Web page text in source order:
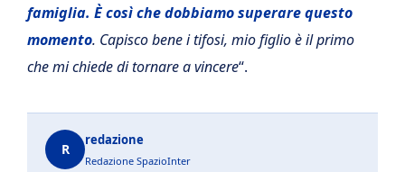
famiglia. È così che dobbiamo superare questo
momento. Capisco bene i tifosi, mio figlio è il primo
che mi chiede di tornare a vincere“.
R
redazione
Redazione SpazioInter